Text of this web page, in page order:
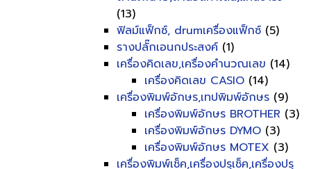
(13)
ฟิลม์แฟ็กซ์, drumเครื่องแฟ็กซ์ (5)
รางปลั๊กเอนกประสงค์ (1)
เครื่องคิดเลข,เครื่องคำนวณเลข (14)
เครื่องคิดเลข CASIO (14)
เครื่องพิมพ์อักษร,เทปพิมพ์อักษร (9)
เครื่องพิมพ์อักษร BROTHER (3)
เครื่องพิมพ์อักษร DYMO (3)
เครื่องพิมพ์อักษร MOTEX (3)
เครื่องพิมพ์เช็ค,เครื่องปรุเช็ค,เครื่องปรุ